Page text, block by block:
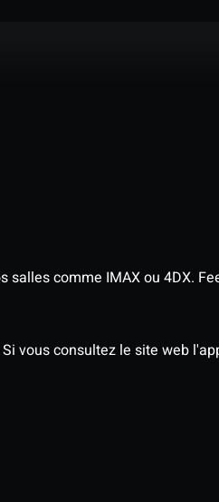
comme IMAX ou 4DX.
vous consultez le site web